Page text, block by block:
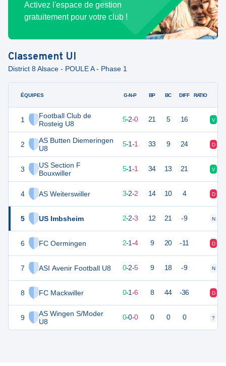
Activez l'espace de gestion
gratuitement pour votre club !
Classement UI
District 8 Alsace - POULE A - Phase 1
ÉQUIPES
1
Football Club de
Rosteig U8
2
AS Butten Diemeringen
U8
3
US Section F
Bouxwiller
4 AS Weiterswiller
5 US Imbsheim
6 FC Oermingen
7 ASI Avenir Football U8
8 FC Mackwiller
9
AS Wingen S/Moder
U8
G-N-P BP BC DIFF RATIO
17 5-2-0 21 5 16 V
16 7 5-1-1 33 9 24 D
5-1-1 34 13 21 V
11 3-2-2 14 10 4 D
2-2-3 12 21 -9 N
2-1-4 9 20 -11 D
2 7 0-2-5 9 18 -9 N
0-1-6 8 44 -36 D
0 0-0-0 0 0 0 ?